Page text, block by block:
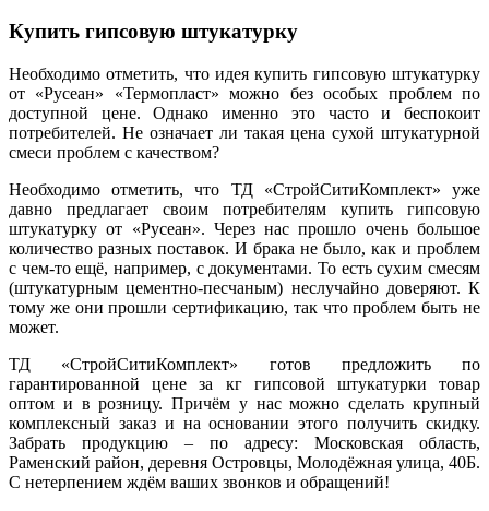
Купить гипсовую штукатурку
Необходимо отметить, что идея купить гипсовую штукатурку
от «Русеан» «Термопласт» можно без особых проблем по
доступной цене. Однако именно это часто и беспокоит
потребителей. Не означает ли такая цена сухой штукатурной
смеси проблем с качеством?
Необходимо отметить, что ТД «СтройСитиКомплект» уже
давно предлагает своим потребителям купить гипсовую
штукатурку от «Русеан». Через нас прошло очень большое
количество разных поставок. И брака не было, как и проблем
с чем-то ещё, например, с документами. То есть сухим смесям
(штукатурным цементно-песчаным) неслучайно доверяют. К
тому же они прошли сертификацию, так что проблем быть не
может.
ТД «СтройСитиКомплект» готов предложить по
гарантированной цене за кг гипсовой штукатурки товар
оптом и в розницу. Причём у нас можно сделать крупный
комплексный заказ и на основании этого получить скидку.
Забрать продукцию – по адресу: Московская область,
Раменский район, деревня Островцы, Молодёжная улица, 40Б.
С нетерпением ждём ваших звонков и обращений!